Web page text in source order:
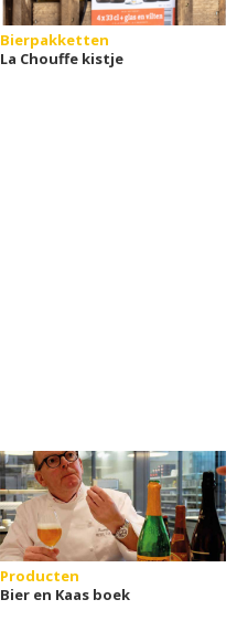
Bierpakketten
La Chouffe kistje
Producten
Bier en Kaas boek